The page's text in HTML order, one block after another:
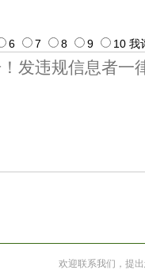
6 7 8 9 10 我
欢迎联系我们，提